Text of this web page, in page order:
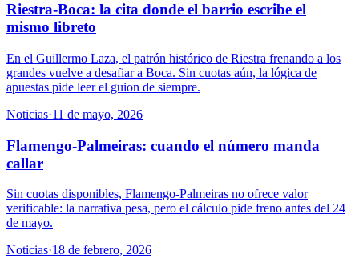
Riestra-Boca: la cita donde el barrio escribe el
mismo libreto
En el Guillermo Laza, el patrón histórico de Riestra frenando a los
grandes vuelve a desafiar a Boca. Sin cuotas aún, la lógica de
apuestas pide leer el guion de siempre.
Noticias·11 de mayo, 2026
Flamengo-Palmeiras: cuando el número manda
callar
Sin cuotas disponibles, Flamengo-Palmeiras no ofrece valor
verificable: la narrativa pesa, pero el cálculo pide freno antes del 24
de mayo.
Noticias·18 de febrero, 2026